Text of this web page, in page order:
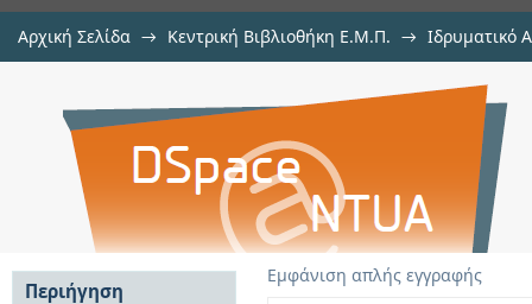
Αρχική Σελίδα → Κεντρική Βιβλιοθήκη Ε.Μ.Π. → Ιδρυματικό
Μελέτη συστημάτων αποσβέσων
Εμφάνιση απλής εγγραφής
Περιήγηση